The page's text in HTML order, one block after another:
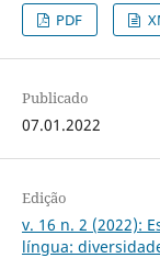
PDF
Publicado
07.01.2022
Edição
v. 16 n. 2 (2022):
língua: